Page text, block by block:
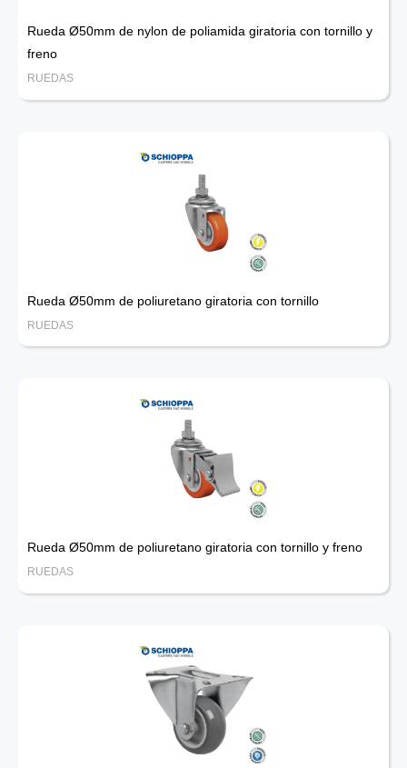
Rueda Ø50mm de nylon de poliamida giratoria con tornillo y
freno
RUEDAS
Rueda Ø50mm de poliuretano giratoria con tornillo
RUEDAS
Rueda Ø50mm de poliuretano giratoria con tornillo y freno
RUEDAS